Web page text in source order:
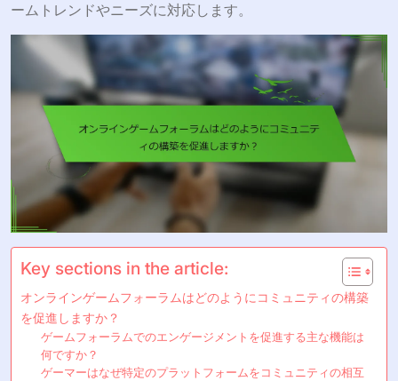
ームトレンドやニーズに対応します。
Key sections in the article:
オンラインゲームフォーラムはどのようにコミュニティの構築
を促進しますか？
ゲームフォーラムでのエンゲージメントを促進する主な機能は
何ですか？
ゲーマーはなぜ特定のプラットフォームをコミュニティの相互